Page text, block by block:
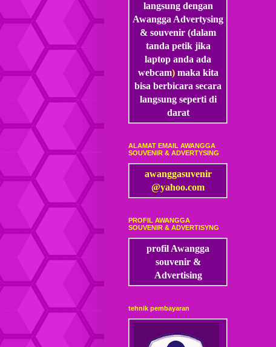
langsung dengan
Awangga Advertysing
& souvenir (dalam
tanda petik jika
laptop anda ada
webcam) maka kita
bisa berbicara secara
langsung seperti di
darat
ALAMAT EMAIL AWANGGA
SOUVENIR & ADVERTYSING
awanggasuvenir
@yahoo.com
PROFIL AWANGGA
SOUVENIR & ADVERTISYNG
profil Awangga
souvenir &
Advertising
tehnik pembayaran